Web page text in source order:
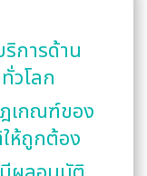
การด้าน
วโลก
เกณฑ์ของ
ห้ถูกต้อง